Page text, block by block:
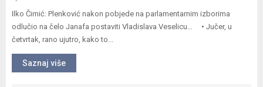
Ilko Čimić: Plenković nakon pobjede na parlamentarnim izborima
odlučio na čelo Janafa postaviti Vladislava Veselicu… • Jučer, u
četvrtak, rano ujutro, kako to...
Saznaj više